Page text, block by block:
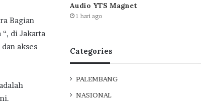
Bagian
di Jakarta
akses
Audio YTS Magnet
1 hari ago
Categories
PALEMBANG
NASIONAL